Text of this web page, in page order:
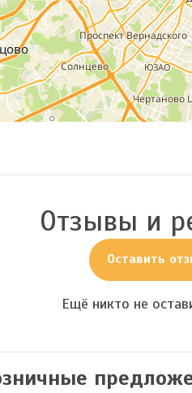
Отзывы и
Оставить
Ещё никто не